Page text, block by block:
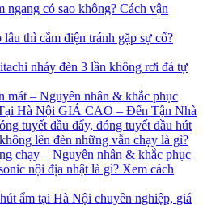
ngang có sao không? Cách vận
thì cắm điện tránh gặp sự cố?
nháy đèn 3 lần không rơi đá tự
mát – Nguyên nhân & khắc phục
Hà Nội GIÁ CAO – Đến Tận Nhà
tuyết đầu đẩy, đóng tuyết đầu hút
lên đèn những vẫn chạy là gì?
chạy – Nguyên nhân & khắc phục
nội địa nhật là gì? Xem cách
ẩm tại Hà Nội chuyên nghiệp, giá